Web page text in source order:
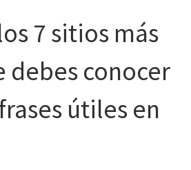
7 sitios más
debes conocer
útiles en